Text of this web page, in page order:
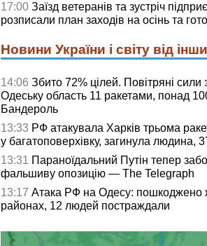
17:00 Заїзд ветеранів та зустріч
розписали план заходів на осінь та
Новини України і світу від
14:06 Збито 72% цілей. Повітряні
Одеську область 11 ракетами, понад
Бандероль
13:33 РФ атакувала Харків трьома
у багатоповерхівку, загинула людина,
13:31 Параноїдальний Путін тепер
фальшиву опозицію — The Telegraph
13:17 Атака РФ на Одесу: пошкоджено
районах, 12 людей постраждали